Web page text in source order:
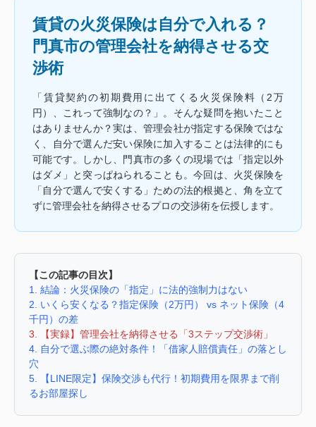
賃貸の火災保険は自分で入れる？
門真市の管理会社を納得させる交
渉術
「賃貸契約の初期費用に出てくる火災保険料（2万
円）、これって強制なの？」。そんな疑問を抱いたこと
はありませんか？実は、管理会社が指定する保険ではな
く、自分で選んだ安い保険に加入することは法律的にも
可能です。しかし、門真市の多くの現場では「指定以外
はダメ」と突っぱねられることも。今回は、火災保険を
「自分で選んで安くする」ための法的根拠と、角を立て
ずに管理会社を納得させるプロの交渉術を伝授します。
【この記事の目次】
1. 結論：火災保険の「指定」に法的強制力はない
2. いくら安くなる？指定保険（2万円） vs ネット保険（4
千円）の差
3. 【実録】管理会社を納得させる「3ステップ交渉術」
4. 自分で選ぶ際の絶対条件！「借家人賠償責任」の落とし
穴
5. 【LINE限定】保険交渉も代行！初期費用を限界まで削
るお部屋探し